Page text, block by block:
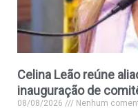
Celina Leão reúne
inauguração de
08/08/2026 Nenhum